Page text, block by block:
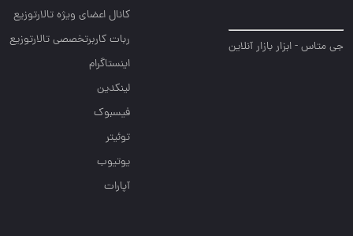
جی متاس - ابزار بازار آنلاین
کانال اعضای ویژه تالارتوزیع
ربات کاربرتخصصی تالارتوزیع
اینستاگرام
لینکدین
فیسبوک
توئیتر
یوتیوب
آپارات